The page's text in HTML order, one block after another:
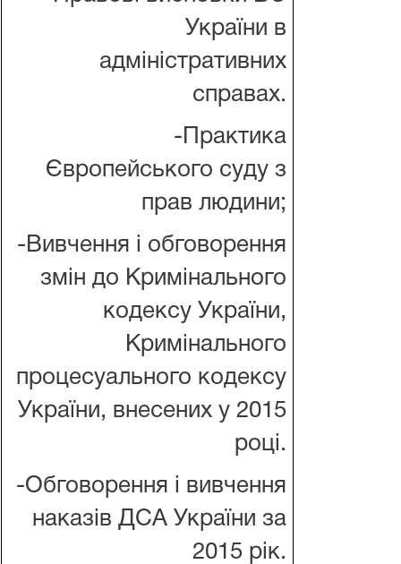
України в
адміністративних
справах.
-Практика
Європейського суду з
прав людини;
-Вивчення і обговорення
змін до Кримінального
кодексу України,
Кримінального
процесуального кодексу
України, внесених у 2015
році.
-Обговорення і вивчення
наказів ДСА України за
2015 рік.